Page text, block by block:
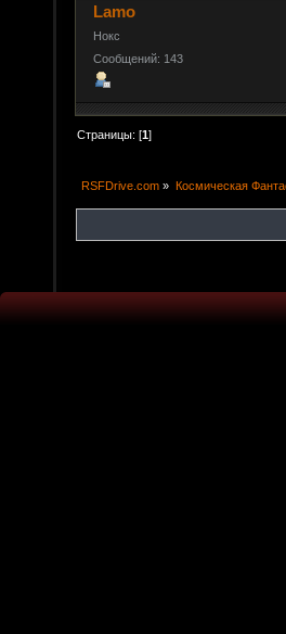
Lamo
Нокс
Сообщений: 143
Страницы: [1]
RSFDrive.com » Космическая